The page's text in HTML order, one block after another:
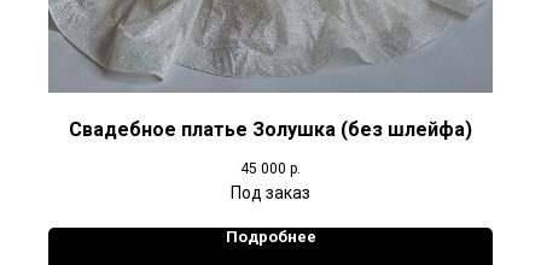
Свадебное платье Золушка (без шлейфа)
45 000 р.
Подробнее